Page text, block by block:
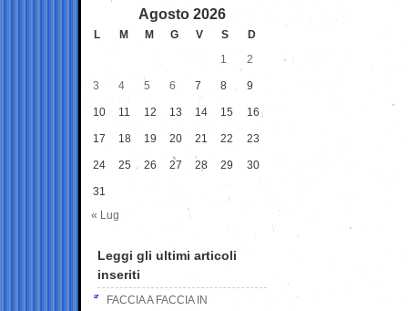
Agosto 2026
L M M G V S
D
1
2
3 4 5 6 7 8 9
10 11 12 13 14 15 16
17 18 19 20 21 22 23
24 25 26 27 28 29 30
31
« Lug
Leggi gli ultimi articoli
inseriti
FACCIA A FACCIA IN